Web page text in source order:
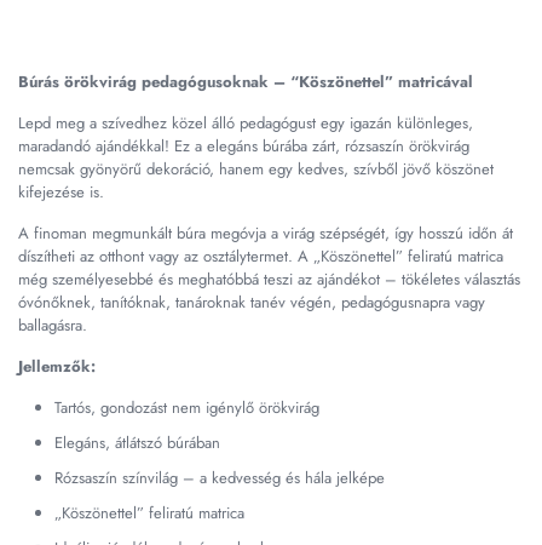
Búrás örökvirág pedagógusoknak – “Köszönettel” matricával
Lepd meg a szívedhez közel álló pedagógust egy igazán különleges,
maradandó ajándékkal! Ez a elegáns búrába zárt, rózsaszín örökvirág
nemcsak gyönyörű dekoráció, hanem egy kedves, szívből jövő köszönet
kifejezése is.
A finoman megmunkált búra megóvja a virág szépségét, így hosszú időn át
díszítheti az otthont vagy az osztálytermet. A „Köszönettel” feliratú matrica
még személyesebbé és meghatóbbá teszi az ajándékot – tökéletes választás
óvónőknek, tanítóknak, tanároknak tanév végén, pedagógusnapra vagy
ballagásra.
Jellemzők:
Tartós, gondozást nem igénylő örökvirág
Elegáns, átlátszó búrában
Rózsaszín színvilág – a kedvesség és hála jelképe
„Köszönettel” feliratú matrica